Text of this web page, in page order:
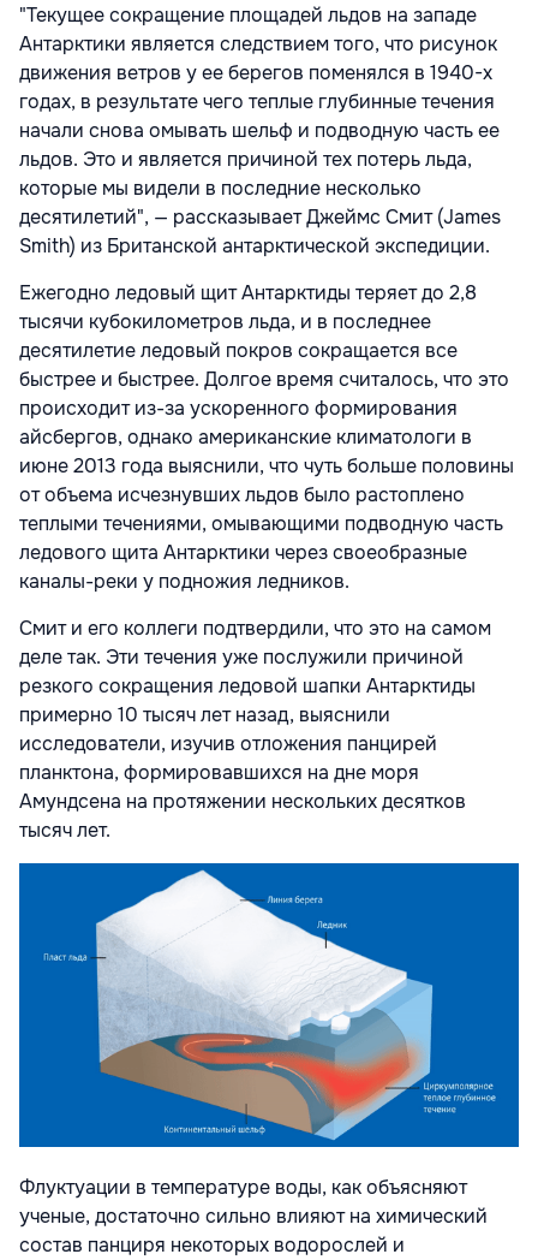
"Текущее сокращение площадей льдов на западе
Антарктики является следствием того, что рисунок
движения ветров у ее берегов поменялся в 1940-х
годах, в результате чего теплые глубинные течения
начали снова омывать шельф и подводную часть ее
льдов. Это и является причиной тех потерь льда,
которые мы видели в последние несколько
десятилетий", — рассказывает Джеймс Смит (James
Smith) из Британской антарктической экспедиции.
Ежегодно ледовый щит Антарктиды теряет до 2,8
тысячи кубокилометров льда, и в последнее
десятилетие ледовый покров сокращается все
быстрее и быстрее. Долгое время считалось, что это
происходит из-за ускоренного формирования
айсбергов, однако американские климатологи в
июне 2013 года выяснили, что чуть больше половины
от объема исчезнувших льдов было растоплено
теплыми течениями, омывающими подводную часть
ледового щита Антарктики через своеобразные
каналы-реки у подножия ледников.
Смит и его коллеги подтвердили, что это на самом
деле так. Эти течения уже послужили причиной
резкого сокращения ледовой шапки Антарктиды
примерно 10 тысяч лет назад, выяснили
исследователи, изучив отложения панцирей
планктона, формировавшихся на дне моря
Амундсена на протяжении нескольких десятков
тысяч лет.
Флуктуации в температуре воды, как объясняют
ученые, достаточно сильно влияют на химический
состав панциря некоторых водорослей и